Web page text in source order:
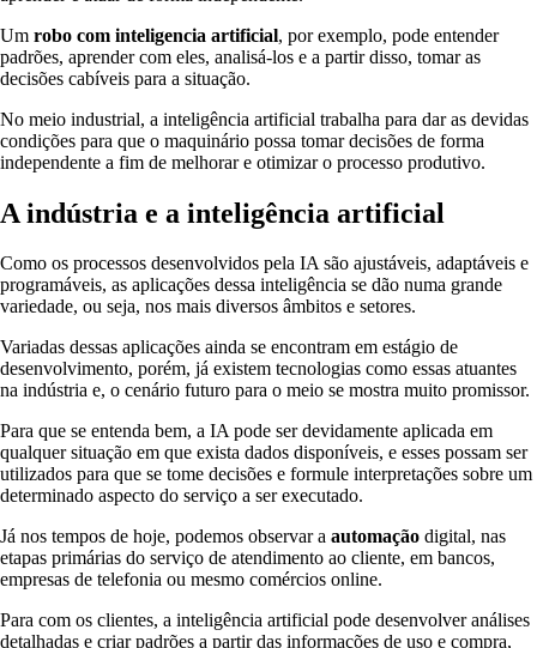
Um robo com inteligencia artificial, por exemplo, pode entender
padrões, aprender com eles, analisá-los e a partir disso, tomar as
decisões cabíveis para a situação.
No meio industrial, a inteligência artificial trabalha para dar as devidas
condições para que o maquinário possa tomar decisões de forma
independente a fim de melhorar e otimizar o processo produtivo.
A indústria e a inteligência artificial
Como os processos desenvolvidos pela IA são ajustáveis, adaptáveis e
programáveis, as aplicações dessa inteligência se dão numa grande
variedade, ou seja, nos mais diversos âmbitos e setores.
Variadas dessas aplicações ainda se encontram em estágio de
desenvolvimento, porém, já existem tecnologias como essas atuantes
na indústria e, o cenário futuro para o meio se mostra muito promissor.
Para que se entenda bem, a IA pode ser devidamente aplicada em
qualquer situação em que exista dados disponíveis, e esses possam ser
utilizados para que se tome decisões e formule interpretações sobre um
determinado aspecto do serviço a ser executado.
Já nos tempos de hoje, podemos observar a automação digital, nas
etapas primárias do serviço de atendimento ao cliente, em bancos,
empresas de telefonia ou mesmo comércios online.
Para com os clientes, a inteligência artificial pode desenvolver análises
detalhadas e criar padrões a partir das informações de uso e compra,